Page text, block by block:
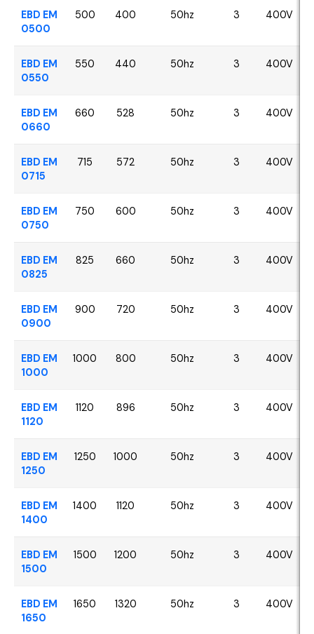
EBD EM
0500
500 400 50hz 3 400V
EBD EM
0550
550 440 50hz 3 400V
EBD EM
0660
660 528 50hz 3 400V
EBD EM
0715
715 572 50hz 3 400V
EBD EM
0750
750 600 50hz 3 400V
EBD EM
0825
825 660 50hz 3 400V
EBD EM
0900
900 720 50hz 3 400V
EBD EM
1000
1000 800 50hz 3 400V
EBD EM
1120
1120 896 50hz 3 400V
EBD EM
1250
1250 1000 50hz 3 400V
EBD EM
1400
1400 1120 50hz 3 400V
EBD EM
1500
1500 1200 50hz 3 400V
EBD EM
1650
1650 1320 50hz 3 400V